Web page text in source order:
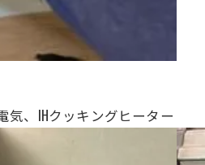
気、IHクッキングヒーター